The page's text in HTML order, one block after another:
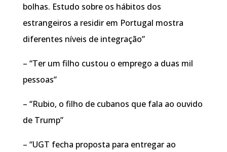
bolhas. Estudo sobre os hábitos dos
estrangeiros a residir em Portugal mostra
diferentes níveis de integração”
– “Ter um filho custou o emprego a duas mil
pessoas”
– “Rubio, o filho de cubanos que fala ao ouvido
de Trump”
– “UGT fecha proposta para entregar ao